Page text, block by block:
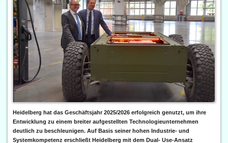
Heidelberg hat das Geschäftsjahr 2025/2026 erfolgreich genutzt, um ihre
Entwicklung zu einem breiter aufgestellten Technologieunternehmen
deutlich zu beschleunigen. Auf Basis seiner hohen Industrie- und
Systemkompetenz erschließt Heidelberg mit dem Dual- Use-Ansatz